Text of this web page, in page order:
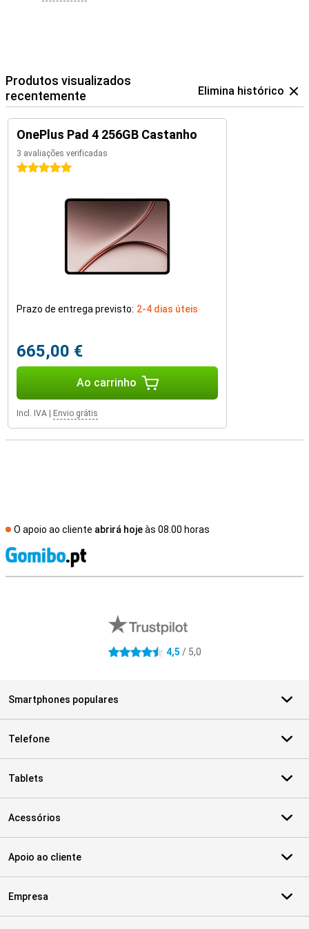
Produtos visualizados
recentemente
Elimina histórico
OnePlus Pad 4 256GB Castanho
3 avaliações verificadas
5 estrelas
Prazo de entrega previsto: 2-4 dias úteis
665,00 €
Ao carrinho
Incl. IVA Envio grátis
O apoio ao cliente abrirá hojeàs 08.00 horas
4.5 estrelas 4,5 / 5,0
Smartphones populares
Telefone
Tablets
Acessórios
Apoio ao cliente
Empresa